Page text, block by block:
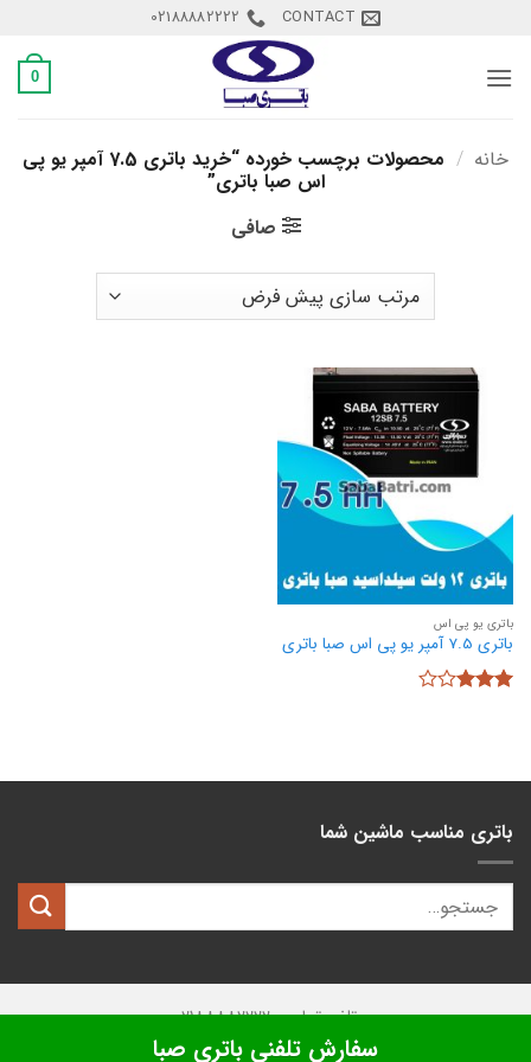
content
CONTACT
02188882222
0
خانه / محصولات برچسب خورده “خرید باتری 7.5 آمپر یو پی
اس صبا باتری”
صافی
باتری یو پی اس
باتری 7.5 آمپر یو پی اس صبا باتری
باتری مناسب ماشین شما
تلفن تماس: 02188882222
تمامی حقوق این وبسایت متعلق بهکیان باتری
سفارش تلفنی باتری صبا